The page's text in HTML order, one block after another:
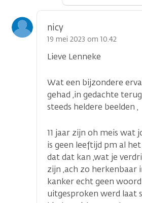
nicy
19 mei 2023 om 10.42
Lieve Lenneke
Wat een bijzondere
gehad ,in gedachte
steeds heldere beelden ,
11 jaar zijn oh meis wat
is geen leeftijd pm al
dat dat kan ,wat je
zijn ,ach zo herkenbaar
kanker echt geen
uitgesproken werd laat